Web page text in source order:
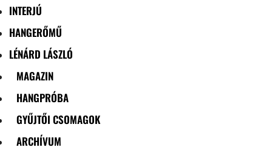
INTERJÚ
HANGERŐMŰ
LÉNÁRD LÁSZLÓ
MAGAZIN
HANGPRÓBA
GYŰJTŐI CSOMAGOK
ARCHÍVUM